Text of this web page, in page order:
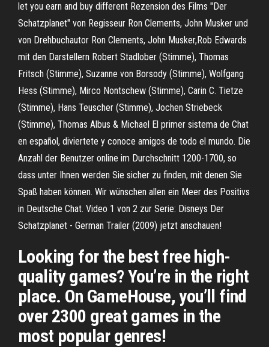
let you earn and buy different Rezension des Films "Der
Schatzplanet" von Regisseur Ron Clements, John Musker und
von Drehbuchautor Ron Clements, John Musker,Rob Edwards
mit den Darstellern Robert Stadlober (Stimme), Thomas
Fritsch (Stimme), Suzanne von Borsody (Stimme), Wolfgang
Hess (Stimme), Mirco Nontschew (Stimme), Carin C. Tietze
(Stimme), Hans Teuscher (Stimme), Jochen Striebeck
(Stimme), Thomas Albus & Michael El primer sistema de Chat
en español, diviertete y conoce amigos de todo el mundo. Die
Anzahl der Benutzer online im Durchschnitt 1200-1700, so
dass unter Ihnen werden Sie sicher zu finden, mit denen Sie
Spaß haben können. Wir wünschen allen ein Meer des Positivs
in Deutsche Chat. Video 1 von 2 zur Serie: Disneys Der
Schatzplanet - German Trailer (2009) jetzt anschauen!
Looking for the best free high-
quality games? You’re in the right
place. On GameHouse, you’ll find
over 2300 great games in the
most popular genres!